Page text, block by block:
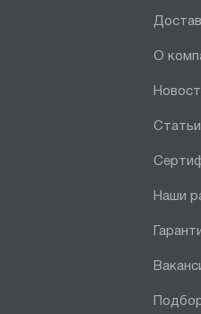
О
Статьи
Наши